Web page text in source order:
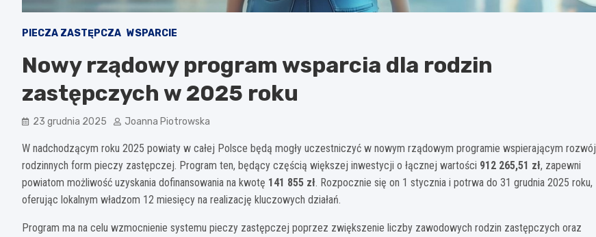
PIECZA ZASTĘPCZA WSPARCIE
Nowy rządowy program wsparcia dla rodzin
zastępczych w 2025 roku
23 grudnia 2025 Joanna Piotrowska
W nadchodzącym roku 2025 powiaty w całej Polsce będą mogły uczestniczyć w nowym rządowym programie wspierającym rozwój
rodzinnych form pieczy zastępczej. Program ten, będący częścią większej inwestycji o łącznej wartości 912 265,51 zł, zapewni
powiatom możliwość uzyskania dofinansowania na kwotę 141 855 zł. Rozpocznie się on 1 stycznia i potrwa do 31 grudnia 2025 roku,
oferując lokalnym władzom 12 miesięcy na realizację kluczowych działań.
Program ma na celu wzmocnienie systemu pieczy zastępczej poprzez zwiększenie liczby zawodowych rodzin zastępczych oraz